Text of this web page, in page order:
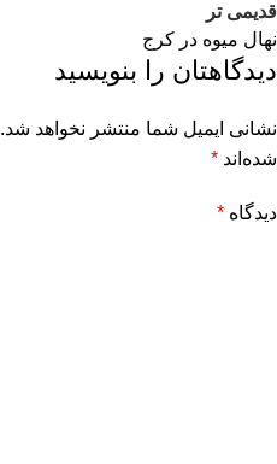
قدیمی تر
نهال میوه در کرج
دیدگاهتان را بنویسید
نشانی ایمیل شما منتشر نخواهد شد.
شده‌اند *
دیدگاه *